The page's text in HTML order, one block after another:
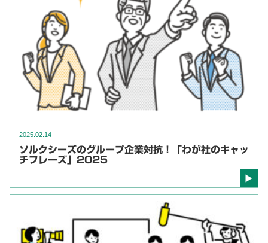
2025.02.14
ソルクシーズのグループ企業対抗！「わが社のキャッ
チフレーズ」2025